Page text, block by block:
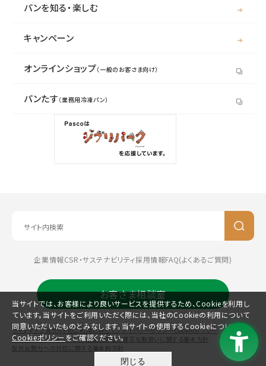
パンを知る・楽しむ
キャンペーン
オンラインショップ（一般のお客さま向け）
パンたす （業務用冷凍パン）
企業情報CSR・サステナビリティ採用情報FAQ(よくあるご質問)
お客さま相談室
サイトマップ当サイトのご利用に際してプライバシーポリシーCookieポリシー
コミュニティガイドライン特定個人情報の適正な取扱いに関する基本方針
反社会勢力への対応に関する基本的方針
当サイトでは、お客様により良いサービスを提供するため、Cookieを利用し
ています。当サイトをご利用いただく際には、当社のCookieの利用について
同意いただいたものとみなします。当サイトの使用するCookieについては、
Cookieポリシーをご確認ください。
閉じる